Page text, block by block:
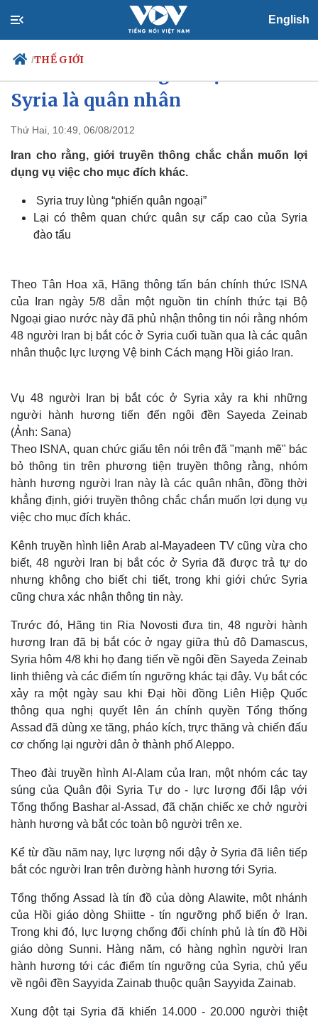
English
/THẾ GIỚI
Chính trị
Đảng
Tổ chức nhân sự
Nhận diện sự thật
Tin 24h
Dự báo thời tiết
Dấu ấn VOV
Việc làm
Quan sát
Cuộc sống đó đây
Hồ sơ
Multimedia
Video
E-Magazine
Infographic
Syria là quân nhân
Thứ Hai, 10:49, 06/08/2012
Iran cho rằng, giới truyền thông chắc chắn muốn lợi
dụng vụ việc cho mục đích khác.
Syria truy lùng “phiến quân ngoại”
Lại có thêm quan chức quân sự cấp cao của Syria
đào tẩu
Theo Tân Hoa xã, Hãng thông tấn bán chính thức ISNA
của Iran ngày 5/8 dẫn một nguồn tin chính thức tại Bộ
Ngoại giao nước này đã phủ nhận thông tin nói rằng nhóm
48 người Iran bị bắt cóc ở Syria cuối tuần qua là các quân
nhân thuộc lực lượng Vệ binh Cách mạng Hồi giáo Iran.
Vụ 48 người Iran bị bắt cóc ở Syria xảy ra khi những
người hành hương tiến đến ngôi đền Sayeda Zeinab
(Ảnh: Sana)
Theo ISNA, quan chức giấu tên nói trên đã "mạnh mẽ" bác
bỏ thông tin trên phương tiện truyền thông rằng, nhóm
hành hương người Iran này là các quân nhân, đồng thời
khẳng định, giới truyền thông chắc chắn muốn lợi dụng vụ
việc cho mục đích khác.
Kênh truyền hình liên Arab al-Mayadeen TV cũng vừa cho
biết, 48 người Iran bị bắt cóc ở Syria đã được trả tự do
nhưng không cho biết chi tiết, trong khi giới chức Syria
cũng chưa xác nhận thông tin này.
Trước đó, Hãng tin Ria Novosti đưa tin, 48 người hành
hương Iran đã bị bắt cóc ở ngay giữa thủ đô Damascus,
Syria hôm 4/8 khi họ đang tiến về ngôi đền Sayeda Zeinab
linh thiêng và các điểm tín ngưỡng khác tại đây. Vụ bắt cóc
xảy ra một ngày sau khi Đại hồi đồng Liên Hiệp Quốc
thông qua nghị quyết lên án chính quyền Tổng thống
Assad đã dùng xe tăng, pháo kích, trực thăng và chiến đấu
cơ chống lại người dân ở thành phố Aleppo.
Theo đài truyền hình Al-Alam của Iran, một nhóm các tay
súng của Quân đội Syria Tự do - lực lượng đối lập với
Tổng thống Bashar al-Assad, đã chặn chiếc xe chở người
hành hương và bắt cóc toàn bộ người trên xe.
Kể từ đầu năm nay, lực lượng nổi dậy ở Syria đã liên tiếp
bắt cóc người Iran trên đường hành hương tới Syria.
Tổng thống Assad là tín đồ của dòng Alawite, một nhánh
của Hồi giáo dòng Shiitte - tín ngưỡng phổ biến ở Iran.
Trong khi đó, lực lượng chống đối chính phủ là tín đồ Hồi
giáo dòng Sunni. Hàng năm, có hàng nghìn người Iran
hành hương tới các điểm tín ngưỡng của Syria, chủ yếu
về ngôi đền Sayyida Zainab thuộc quận Sayyida Zainab.
Xung đột tại Syria đã khiến 14.000 - 20.000 người thiệt